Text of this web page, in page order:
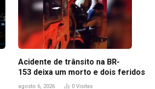
Acidente de trânsito na BR-
153 deixa um morto e dois feridos
agosto 6, 2026 0 Visitas